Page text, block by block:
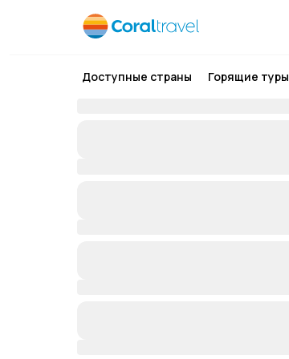
Доступные страны Горящие туры